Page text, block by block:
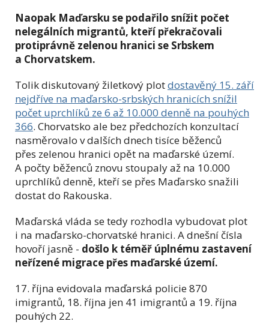
Naopak Maďarsku se podařilo snížit počet
nelegálních migrantů, kteří překračovali
protiprávně zelenou hranici se Srbskem
a Chorvatskem.
Tolik diskutovaný žiletkový plotdostavěný 15. září
nejdříve na maďarsko-srbských hranicích snížil
počet uprchlíků ze 6 až 10.000 denně na pouhých
366. Chorvatsko ale bez předchozích konzultací
nasměrovalo v dalších dnech tisíce běženců
přes zelenou hranici opět na maďarské území.
A počty běženců znovu stoupaly až na 10.000
uprchlíků denně, kteří se přes Maďarsko snažili
dostat do Rakouska.
Maďarská vláda se tedy rozhodla vybudovat plot
i na maďarsko-chorvatské hranici. A dnešní čísla
hovoří jasně - došlo k téměř úplnému zastavení
neřízené migrace přes maďarské území.
17. října evidovala maďarská policie 870
imigrantů, 18. října jen 41 imigrantů a 19. října
pouhých 22.